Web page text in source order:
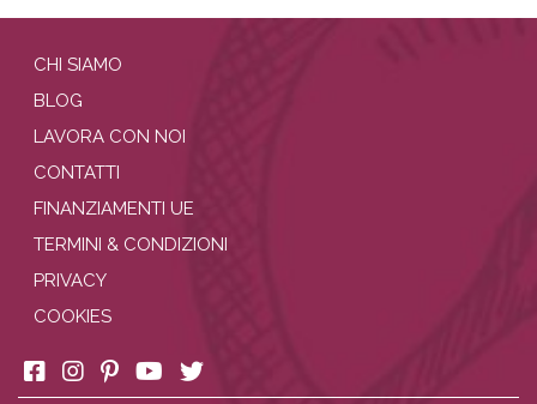
CHI SIAMO
BLOG
LAVORA CON NOI
CONTATTI
FINANZIAMENTI UE
TERMINI & CONDIZIONI
PRIVACY
COOKIES